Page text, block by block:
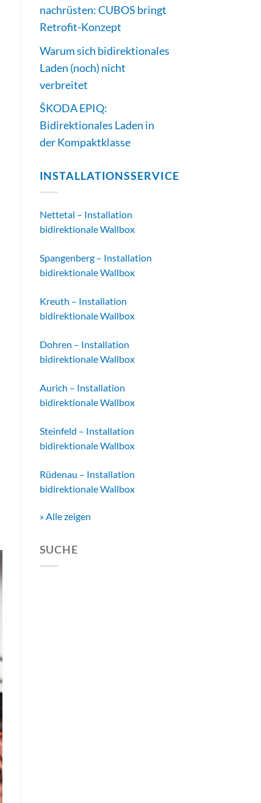
nachrüsten: CUBOS bringt
Retrofit-Konzept
Warum sich bidirektionales
Laden (noch) nicht
verbreitet
ŠKODA EPIQ:
Bidirektionales Laden in
der Kompaktklasse
INSTALLATIONSSERVICE
Nettetal – Installation
bidirektionale Wallbox
Spangenberg – Installation
bidirektionale Wallbox
Kreuth – Installation
bidirektionale Wallbox
Dohren – Installation
bidirektionale Wallbox
Aurich – Installation
bidirektionale Wallbox
Steinfeld – Installation
bidirektionale Wallbox
Rüdenau – Installation
bidirektionale Wallbox
» Alle zeigen
SUCHE